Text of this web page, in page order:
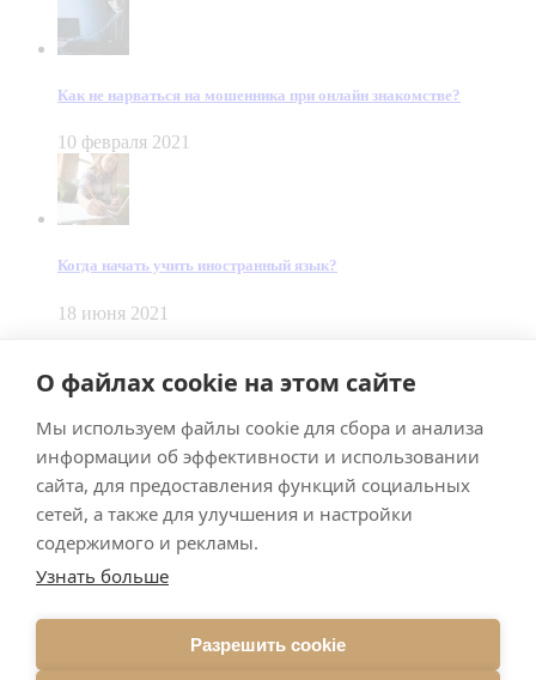
О файлах cookie на этом сайте
Мы используем файлы cookie для сбора и анализа
информации об эффективности и использовании
сайта, для предоставления функций социальных
сетей, а также для улучшения и настройки
содержимого и рекламы.
Узнать больше
Разрешить cookie
Как не нарваться на мошенника при онлайн знакомстве?
10 февраля 2021
Когда начать учить иностранный язык?
18 июня 2021
Made bySmart Team
ImpressumDatenschutz
Подписывайтесь на меня в Телеграм
Подписаться